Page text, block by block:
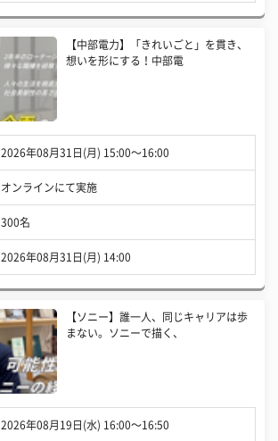
【中部電力】「きれいごと」を貫き、
想いを形にする！中部電
2026年08月31日(月) 15:00〜16:00
オンラインにて実施
300名
2026年08月31日(月) 14:00
【ソニー】誰一人、同じキャリアは歩
まない。ソニーで描く、
2026年08月19日(水) 16:00〜16:50